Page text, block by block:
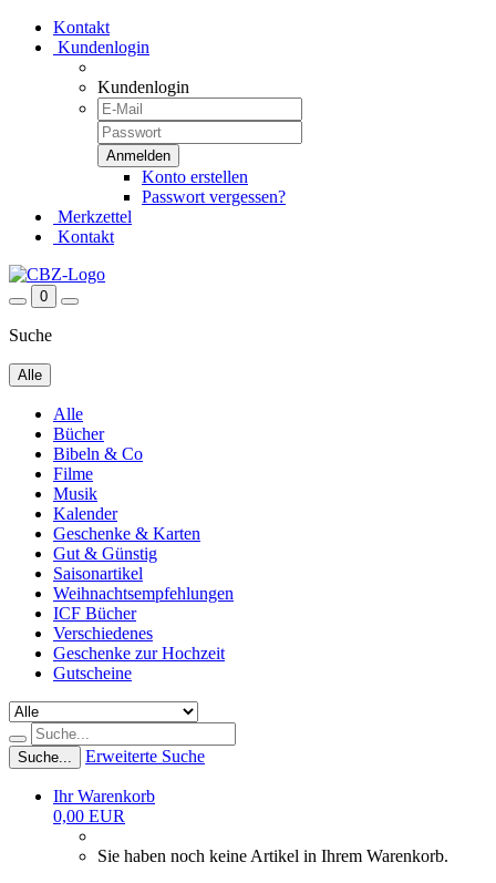
Kontakt
Kundenlogin
Kundenlogin
Konto erstellen
Passwort vergessen?
Merkzettel
Kontakt
0
Suche
Alle
Alle
Bücher
Bibeln & Co
Filme
Musik
Kalender
Geschenke & Karten
Gut & Günstig
Saisonartikel
Weihnachtsempfehlungen
ICF Bücher
Verschiedenes
Geschenke zur Hochzeit
Gutscheine
Suche... Erweiterte Suche
Ihr Warenkorb
0,00 EUR
Sie haben noch keine Artikel in Ihrem Warenkorb.